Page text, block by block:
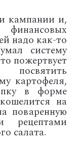
кампании и,
надо как-то
систему
пожертвует
картофеля,
в форме
на
поваренную
рецептами
салата.